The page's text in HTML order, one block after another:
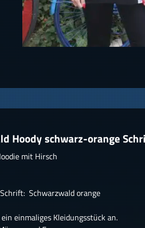
Hoody schwarz-orange
mit Hirsch
Schwarzwald orange
einmaliges Kleidungsstück an.